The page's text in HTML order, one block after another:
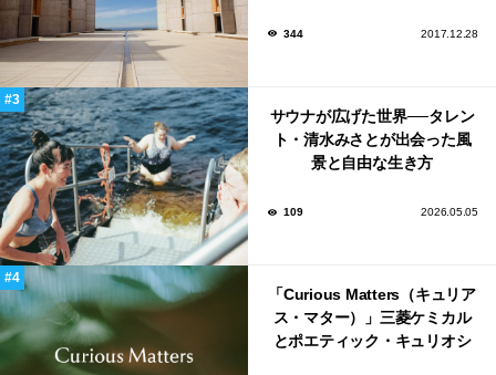
344 2017.12.28
サウナが広げた世界──タレン
ト・清水みさとが出会った風
景と自由な生き方
109 2026.05.05
「Curious Matters（キュリア
ス・マター）」三菱ケミカル
とポエティック・キュリオシ